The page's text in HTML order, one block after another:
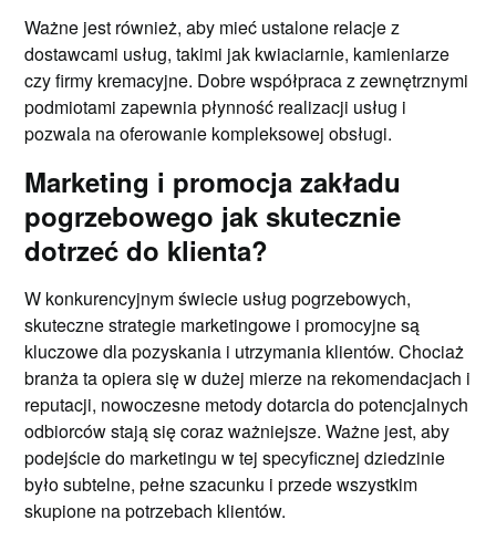
Ważne jest również, aby mieć ustalone relacje z
dostawcami usług, takimi jak kwiaciarnie, kamieniarze
czy firmy kremacyjne. Dobre współpraca z zewnętrznymi
podmiotami zapewnia płynność realizacji usług i
pozwala na oferowanie kompleksowej obsługi.
Marketing i promocja zakładu
pogrzebowego jak skutecznie
dotrzeć do klienta?
W konkurencyjnym świecie usług pogrzebowych,
skuteczne strategie marketingowe i promocyjne są
kluczowe dla pozyskania i utrzymania klientów. Chociaż
branża ta opiera się w dużej mierze na rekomendacjach i
reputacji, nowoczesne metody dotarcia do potencjalnych
odbiorców stają się coraz ważniejsze. Ważne jest, aby
podejście do marketingu w tej specyficznej dziedzinie
było subtelne, pełne szacunku i przede wszystkim
skupione na potrzebach klientów.